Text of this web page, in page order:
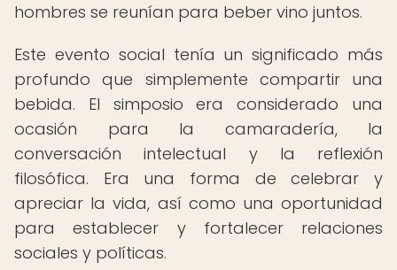
hombres se reunían para beber vino juntos.
Este evento social tenía un significado más
profundo que simplemente compartir una
bebida. El simposio era considerado una
ocasión para la camaradería, la
conversación intelectual y la reflexión
filosófica. Era una forma de celebrar y
apreciar la vida, así como una oportunidad
para establecer y fortalecer relaciones
sociales y políticas.